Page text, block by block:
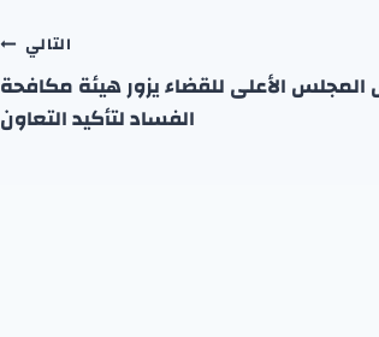
التالي
المجلس الأعلى للقضاء يزور هيئة مكافحة
الفساد لتأكيد التعاون